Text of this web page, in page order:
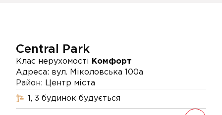
Central Park
Клас нерухомості
Комфорт
Адреса: вул. Міколовська 100а
Район: Центр міста
1, 3 будинок будується